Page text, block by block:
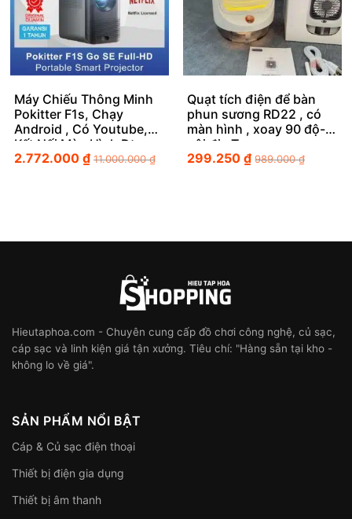
Máy Chiếu Thông Minh
Pokitter F1s, Chạy
Android , Có Youtube,
Kết Nối Màn Hình Đt
2.772.000 ₫ 11.000.000₫
Quạt tích điện để bàn
phun sương RD22 , có
màn hình , xoay 90 độ-
nội địa Trung
299.250₫ 989.000₫
Hieutaphoa.com - Chuyên cung cấp đồ chơi công nghệ, củ sạc,
cáp sạc và linh kiện giá tận xưởng. Tiêu chí: "Hàng sẵn tại kho -
không lo về giá".
SẢN PHẨM NỔI BẬT
Cáp & Củ sạc điện thoại
Thiết bị điện gia dụng
Thiết bị âm thanh